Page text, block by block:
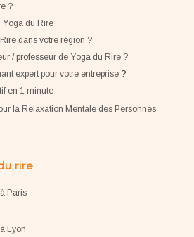
?
Yoga du Rire
dans votre région ?
/ professeur de Yoga du Rire ?
expert pour votre entreprise?
en 1 minute
la Relaxation Mentale des Personnes
rire
Paris
Lyon